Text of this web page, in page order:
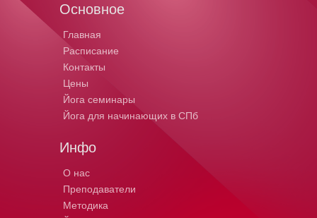
Основное
Главная
Расписание
Контакты
Цены
Йога семинары
Йога для начинающих в СПб
Инфо
О нас
Преподаватели
Методика